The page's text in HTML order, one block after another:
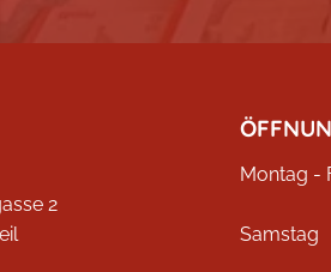
2
Montag -
Samstag